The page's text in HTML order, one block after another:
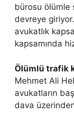
bürosu ölümle
devreye
avukatlık
kapsamında
Ölümlü trafik
Mehmet Ali
avukatların
dava